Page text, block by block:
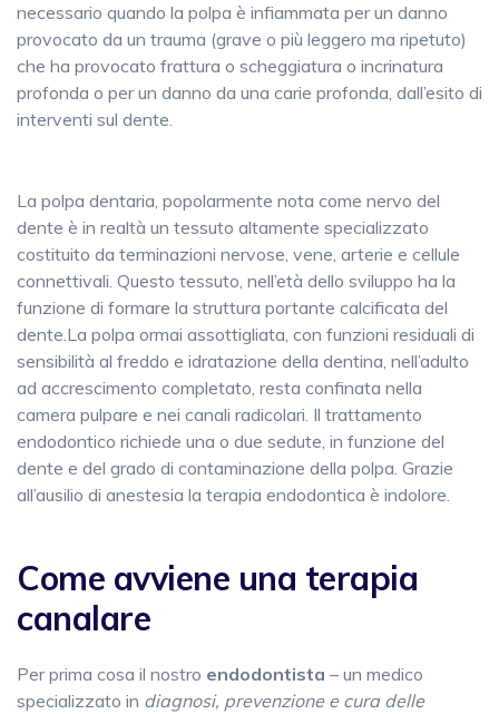
necessario quando la polpa è infiammata per un danno
provocato da un trauma (grave o più leggero ma ripetuto)
che ha provocato frattura o scheggiatura o incrinatura
profonda o per un danno da una carie profonda, dall’esito di
interventi sul dente.
La polpa dentaria, popolarmente nota come nervo del
dente è in realtà un tessuto altamente specializzato
costituito da terminazioni nervose, vene, arterie e cellule
connettivali. Questo tessuto, nell’età dello sviluppo ha la
funzione di formare la struttura portante calcificata del
dente.La polpa ormai assottigliata, con funzioni residuali di
sensibilità al freddo e idratazione della dentina, nell’adulto
ad accrescimento completato, resta confinata nella
camera pulpare e nei canali radicolari. Il trattamento
endodontico richiede una o due sedute, in funzione del
dente e del grado di contaminazione della polpa. Grazie
all’ausilio di anestesia la terapia endodontica è indolore.
Come avviene una terapia
canalare
Per prima cosa il nostro endodontista – un medico
specializzato in diagnosi, prevenzione e cura delle